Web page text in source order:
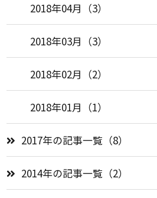
2018年04月（3）
2018年03月（3）
2018年02月（2）
2018年01月（1）
2017年の記事一覧（8）
2014年の記事一覧（2）